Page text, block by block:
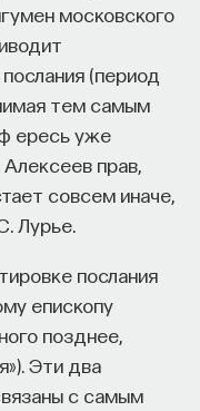
московского
(период
тем самым
ересь уже
прав,
совсем иначе,
Лурье.
послания
епископу
позднее,
Эти два
с самым